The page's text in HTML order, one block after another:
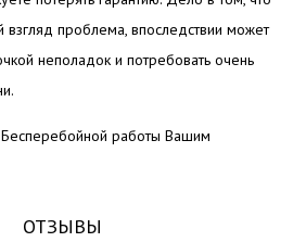
проблема, впоследствии может
неполадок и потребовать очень
работы Вашим
ОТЗЫВЫ